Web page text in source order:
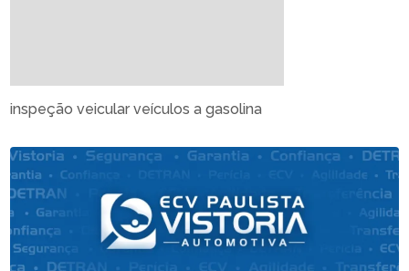
inspeção veicular veículos a gasolina